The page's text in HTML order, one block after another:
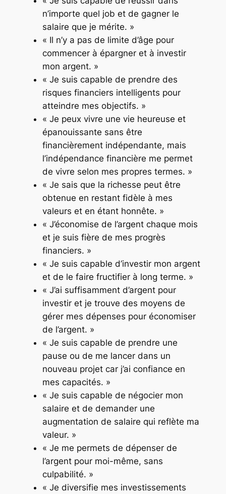
n’importe quel job et de gagner le
salaire que je mérite. »
« Il n’y a pas de limite d’âge pour
commencer à épargner et à investir
mon argent. »
« Je suis capable de prendre des
risques financiers intelligents pour
atteindre mes objectifs. »
« Je peux vivre une vie heureuse et
épanouissante sans être
financièrement indépendante, mais
l’indépendance financière me permet
de vivre selon mes propres termes. »
« Je sais que la richesse peut être
obtenue en restant fidèle à mes
valeurs et en étant honnête. »
« J’économise de l’argent chaque mois
et je suis fière de mes progrès
financiers. »
« Je suis capable d’investir mon argent
et de le faire fructifier à long terme. »
« J’ai suffisamment d’argent pour
investir et je trouve des moyens de
gérer mes dépenses pour économiser
de l’argent. »
« Je suis capable de prendre une
pause ou de me lancer dans un
nouveau projet car j’ai confiance en
mes capacités. »
« Je suis capable de négocier mon
salaire et de demander une
augmentation de salaire qui reflète ma
valeur. »
« Je me permets de dépenser de
l’argent pour moi-même, sans
culpabilité. »
« Je diversifie mes investissements